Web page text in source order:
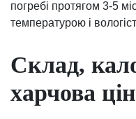
погребі протягом 3-5
температурою і
Склад,
харчова